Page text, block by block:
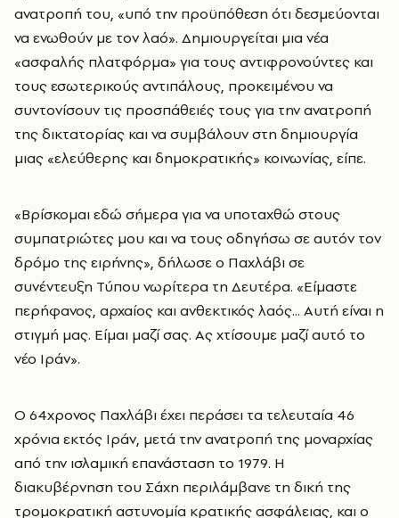
ανατροπή του, «υπό την προϋπόθεση ότι δεσμεύονται
να ενωθούν με τον λαό». Δημιουργείται μια νέα
«ασφαλής πλατφόρμα» για τους αντιφρονούντες και
τους εσωτερικούς αντιπάλους, προκειμένου να
συντονίσουν τις προσπάθειές τους για την ανατροπή
της δικτατορίας και να συμβάλουν στη δημιουργία
μιας «ελεύθερης και δημοκρατικής» κοινωνίας, είπε.
«Βρίσκομαι εδώ σήμερα για να υποταχθώ στους
συμπατριώτες μου και να τους οδηγήσω σε αυτόν τον
δρόμο της ειρήνης», δήλωσε ο Παχλάβι σε
συνέντευξη Τύπου νωρίτερα τη Δευτέρα. «Είμαστε
περήφανος, αρχαίος και ανθεκτικός λαός... Αυτή είναι η
στιγμή μας. Είμαι μαζί σας. Ας χτίσουμε μαζί αυτό το
νέο Ιράν».
Ο 64χρονος Παχλάβι έχει περάσει τα τελευταία 46
χρόνια εκτός Ιράν, μετά την ανατροπή της μοναρχίας
από την ισλαμική επανάσταση το 1979. Η
διακυβέρνηση του Σάχη περιλάμβανε τη δική της
τρομοκρατική αστυνομία κρατικής ασφάλειας, και ο